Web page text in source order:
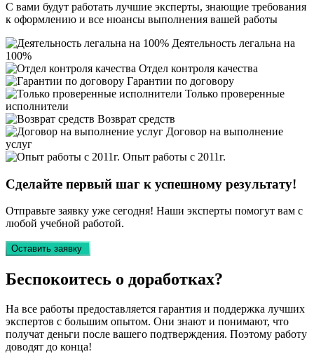
С вами будут работать лучшие эксперты, знающие требования
к оформлению и все нюансы выполнения вашей работы
Деятельность легальна на
100%
Отдел контроля качества
Гарантии по договору
Только проверенные
исполнители
Возврат средств
Договор на выполнение
услуг
Опыт работы с 2011г.
Сделайте первый шаг к успешному результату!
Отправьте заявку уже сегодня! Наши эксперты помогут вам с
любой учебной работой.
Оставить заявку
Беспокоитесь о доработках?
На все работы предоставляется гарантия и поддержка лучших
экспертов с большим опытом. Они знают и понимают, что
получат деньги после вашего подтверждения. Поэтому работу
доводят до конца!